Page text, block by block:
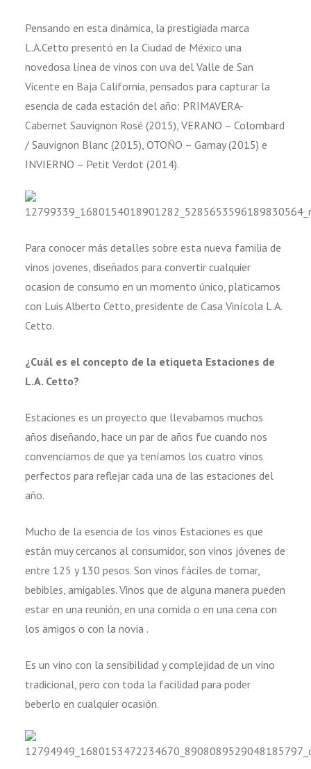
Pensando en esta dinámica, la prestigiada marca
L.A.Cetto presentó en la Ciudad de México una
novedosa línea de vinos con uva del Valle de San
Vicente en Baja California, pensados para capturar la
esencia de cada estación del año: PRIMAVERA-
Cabernet Sauvignon Rosé (2015), VERANO – Colombard
/ Sauvignon Blanc (2015), OTOÑO – Gamay (2015) e
INVIERNO – Petit Verdot (2014).
Para conocer más detalles sobre esta nueva familia de
vinos jovenes, diseñados para convertir cualquier
ocasion de consumo en un momento único, platicamos
con Luis Alberto Cetto, presidente de Casa Vinícola L.A.
Cetto.
¿Cuál es el concepto de la etiqueta Estaciones de
L.A. Cetto?
Estaciones es un proyecto que llevabamos muchos
años diseñando, hace un par de años fue cuando nos
convenciamos de que ya teníamos los cuatro vinos
perfectos para reflejar cada una de las estaciones del
año.
Mucho de la esencia de los vinos Estaciones es que
están muy cercanos al consumidor, son vinos jóvenes de
entre 125 y 130 pesos. Son vinos fáciles de tomar,
bebibles, amigables. Vinos que de alguna manera pueden
estar en una reunión, en una comida o en una cena con
los amigos o con la novia .
Es un vino con la sensibilidad y complejidad de un vino
tradicional, pero con toda la facilidad para poder
beberlo en cualquier ocasión.